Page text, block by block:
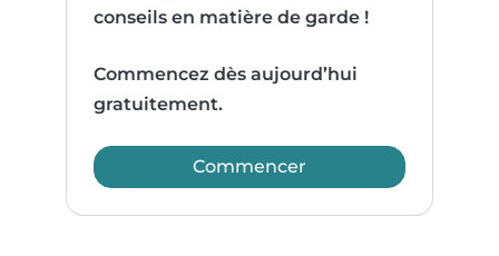
conseils en matière de garde !
Commencez dès aujourd’hui
gratuitement.
Commencer